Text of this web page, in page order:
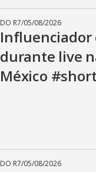
DO R7/05/08/2026
Influenciador
durante live
México
DO R7/05/08/2026